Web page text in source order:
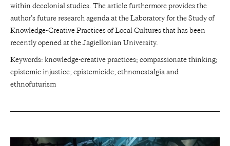
within decolonial studies. The article furthermore provides the
author’s future research agenda at the Laboratory for the Study of
Knowledge-Creative Practices of Local Cultures that has been
recently opened at the Jagiellonian University.
Keywords: knowledge-creative practices; compassionate thinking;
epistemic injustice; epistemicide; ethnonostalgia and
ethnofuturism